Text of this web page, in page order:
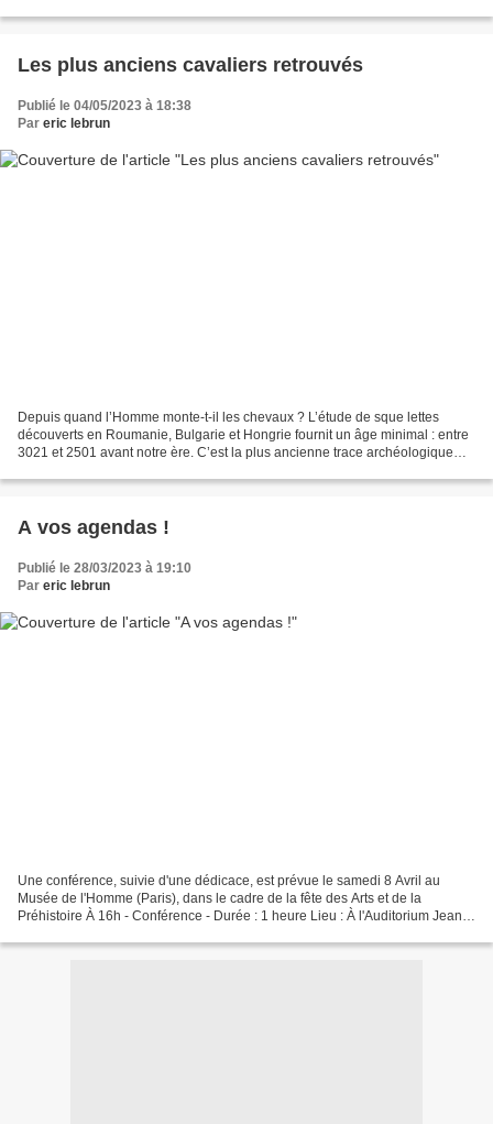
Les plus anciens cavaliers retrouvés
Publié le 04/05/2023 à 18:38
Par eric lebrun
Depuis quand l’Homme monte-t-il les chevaux ? L’étude de sque lettes
découverts en Roumanie, Bulgarie et Hongrie fournit un âge minimal : entre
3021 et 2501 avant notre ère. C’est la plus ancienne trace archéologique
A vos agendas !
Publié le 28/03/2023 à 19:10
Par eric lebrun
Une conférence, suivie d'une dédicace, est prévue le samedi 8 Avril au
Musée de l'Homme (Paris), dans le cadre de la fête des Arts et de la
Préhistoire À 16h - Conférence - Durée : 1 heure Lieu : À l'Auditorium Jean